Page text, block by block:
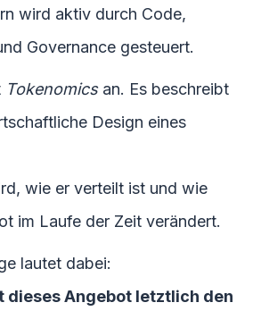
wird aktiv durch Code,
Governance gesteuert.
Tokenomicsan. Es beschreibt
Design eines
wie er verteilt ist und wie
im Laufe der Zeit verändert.
lautet dabei:
dieses Angebot letztlich den